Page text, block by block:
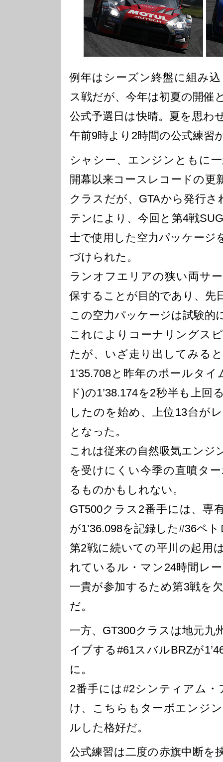
例年はシーズン終盤に組み
ス戦だが、今年は初夏の開催
公式予選日は快晴。夏を思わ
午前9時より2時間の公式練習
シャシー、エンジンともに
開幕以来コースレコードの更
クラスだが、GTAから発行
テンにより、今回と第4戦
士で使用した空力パッケージ
づけられた。
ランオフエリアの狭い両サ
保することが目的であり、先
この空力パッケージは試験的
これによりコーナリングス
たが、いざ走り出してみる
1’35.708と昨年のポールタ
ド)の1’38.174を2秒半も上回
したのを始め、上位13台が
となった。
これは従来の自然吸気エンジ
を受けにくい今季の直噴タ
るものかもしれない。
GT500クラス2番手には、専
が1’36.098を記録した#36ペ
第2戦に続いての平川の起用
れているル・マン24時間レ
一貴が参加するため第3戦を
だ。
一方、GT300クラスは地元九
イブする#61スバルBRZが
に。
2番手には#2シンティアム・
け、こちらもターボエンジ
ルした格好だ。
公式練習は二度の赤旗中断を